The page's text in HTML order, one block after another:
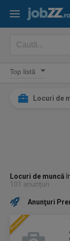
Locuri de
Locuri de muncă
101 anunțuri
Anunţuri